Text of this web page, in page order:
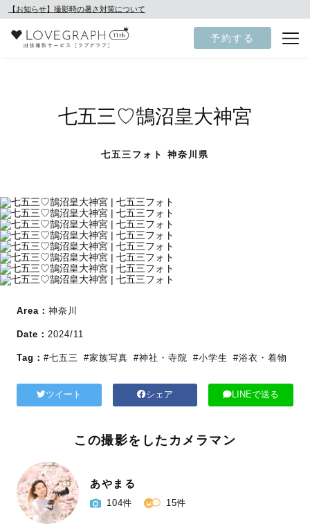
【お知らせ】撮影時の暑さ対策について
予約する
七五三♡鵠沼皇大神宮
七五三フォト 神奈川県
Area： 神奈川
Date： 2024/11
Tag： #七五三 #家族写真 #神社・寺院 #小学生 #浴衣・着物
ツイート シェア LINEで送る
この撮影をしたカメラマン
あやまる
104件 15件